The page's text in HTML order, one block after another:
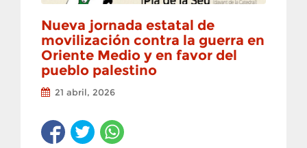
Nueva jornada estatal de
movilización contra la guerra en
Oriente Medio y en favor del
pueblo palestino
21 abril, 2026